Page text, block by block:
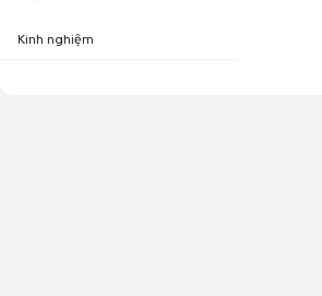
Kinh nghiệm